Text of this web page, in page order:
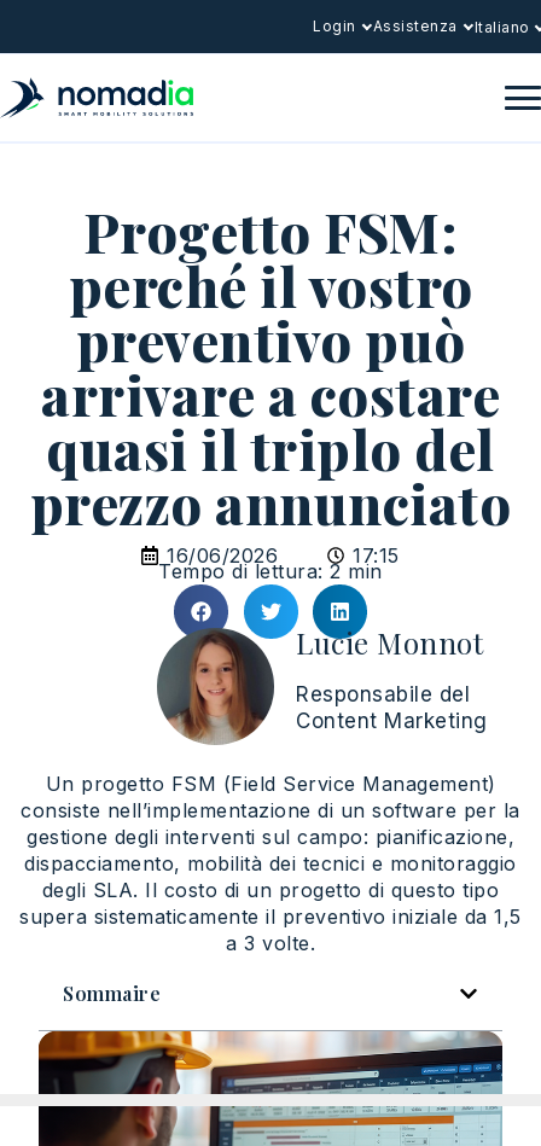
Login Assistenza Italiano
Progetto FSM:
perché il vostro
preventivo può
arrivare a costare
quasi il triplo del
prezzo annunciato
16/06/2026 17:15
Tempo di lettura: 2 min
Lucie Monnot
Responsabile del
Content Marketing
Un progetto FSM (Field Service Management)
consiste nell’implementazione di un software per la
gestione degli interventi sul campo: pianificazione,
dispacciamento, mobilità dei tecnici e monitoraggio
degli SLA. Il costo di un progetto di questo tipo
supera sistematicamente il preventivo iniziale da 1,5
a 3 volte.
Sommaire